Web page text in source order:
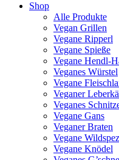
Shop
Alle Produkte
Vegan Grillen
Vegane Ripperl
Vegane Spieße
Vegane Hendl-
Veganes Würstel
Vegane
Veganer
Veganes
Vegane Gans
Veganer Braten
Vegane
Vegane Knödel